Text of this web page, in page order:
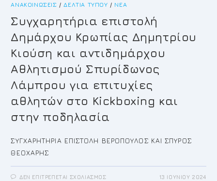
ΑΝΑΚΟΙΝΏΣΕΙΣ /ΔΕΛΤΊΑ ΤΎΠΟΥ / ΝΈΑ
Συγχαρητήρια επιστολή
Δημάρχου Κρωπίας Δημητρίου
Κιούση και αντιδημάρχου
Αθλητισμού Σπυρίδωνος
Λάμπρου για επιτυχίες
αθλητών στο Κickboxing και
στην ποδηλασία
ΣΥΓΧΑΡΗΤΗΡΙΑ ΕΠΙΣΤΟΛΗ ΒΕΡΟΠΟΥΛΟΣ ΚΑΙ ΣΠΥΡΟΣ
ΘΕΟΧΑΡΗΣ
ΔΕΝ ΕΠΙΤΡΈΠΕΤΑΙ ΣΧΟΛΙΑΣΜΌΣΣΤΟ 13 ΙΟΥΝΊΟΥ 2024